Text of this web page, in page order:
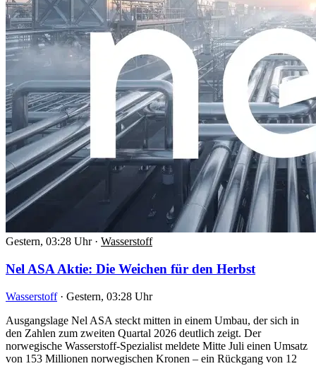
Gestern, 03:28 Uhr · Wasserstoff
Nel ASA Aktie: Die Weichen für den Herbst
Wasserstoff · Gestern, 03:28 Uhr
Ausgangslage Nel ASA steckt mitten in einem Umbau, der sich in
den Zahlen zum zweiten Quartal 2026 deutlich zeigt. Der
norwegische Wasserstoff-Spezialist meldete Mitte Juli einen Umsatz
von 153 Millionen norwegischen Kronen – ein Rückgang von 12